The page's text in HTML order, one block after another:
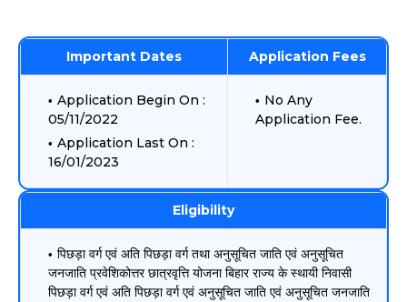
Important Dates Application Fees
Application Begin On :
05/11/2022
Application Last On :
16/01/2023
No Any
Application Fee.
Eligibility
पिछड़ा वर्ग एवं अति पिछड़ा वर्ग तथा अनुसूचित जाति एवं अनुसूचित
जनजाति प्रवेशिकोत्तर छात्रवृत्ति योजना बिहार राज्य के स्थायी निवासी
पिछड़ा वर्ग एवं अति पिछड़ा वर्ग एवं अनुसूचित जाति एवं अनुसूचित जनजाति